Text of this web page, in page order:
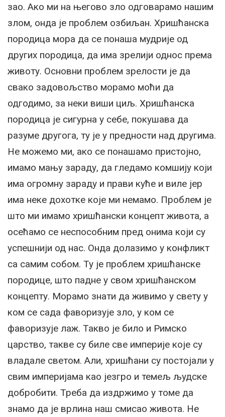
зао. Ако ми на његово зло одговарамо нашим
злом, онда је проблем озбиљан. Хришћанска
породица мора да се понаша мудрије од
других породица, да има зрелији однос према
животу. Основни проблем зрелости је да
свако задовољство морамо моћи да
одгодимо, за неки виши циљ. Хришћанска
породица је сигурна у себе, покушава да
разуме другога, ту је у предности над другима.
Не можемо ми, ако се понашамо пристојно,
имамо мању зараду, да гледамо комшију који
има огромну зараду и прави куће и виле јер
има неке дохотке које ми немамо. Проблем је
што ми имамо хришћански концепт живота, а
осећамо се неспособним пред онима који су
успешнији од нас. Онда долазимо у конфликт
са самим собом. Ту је проблем хришћанске
породице, што падне у свом хришћанском
концепту. Морамо знати да живимо у свету у
ком се сада фаворизује зло, у ком се
фаворизује лаж. Такво је било и Римско
царство, такве су биле све империје које су
владале светом. Али, хришћани су постојали у
свим империјама као језгро и темељ људске
добробити. Треба да издржимо у томе да
знамо да је врлина наш смисао живота. Не